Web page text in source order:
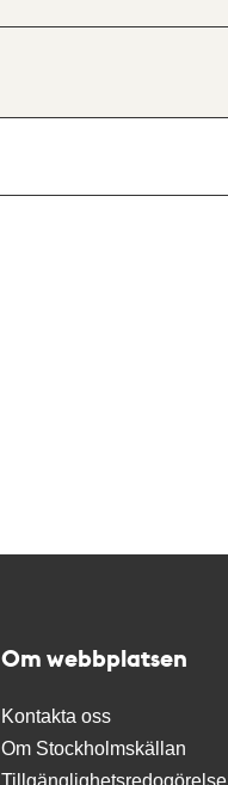
Om webbplatsen
Kontakta oss
Om Stockholmskällan
Tillgänglighetsredogörelse